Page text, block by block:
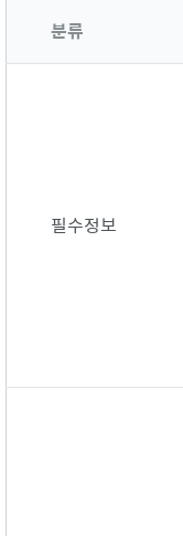
분류
필수정보